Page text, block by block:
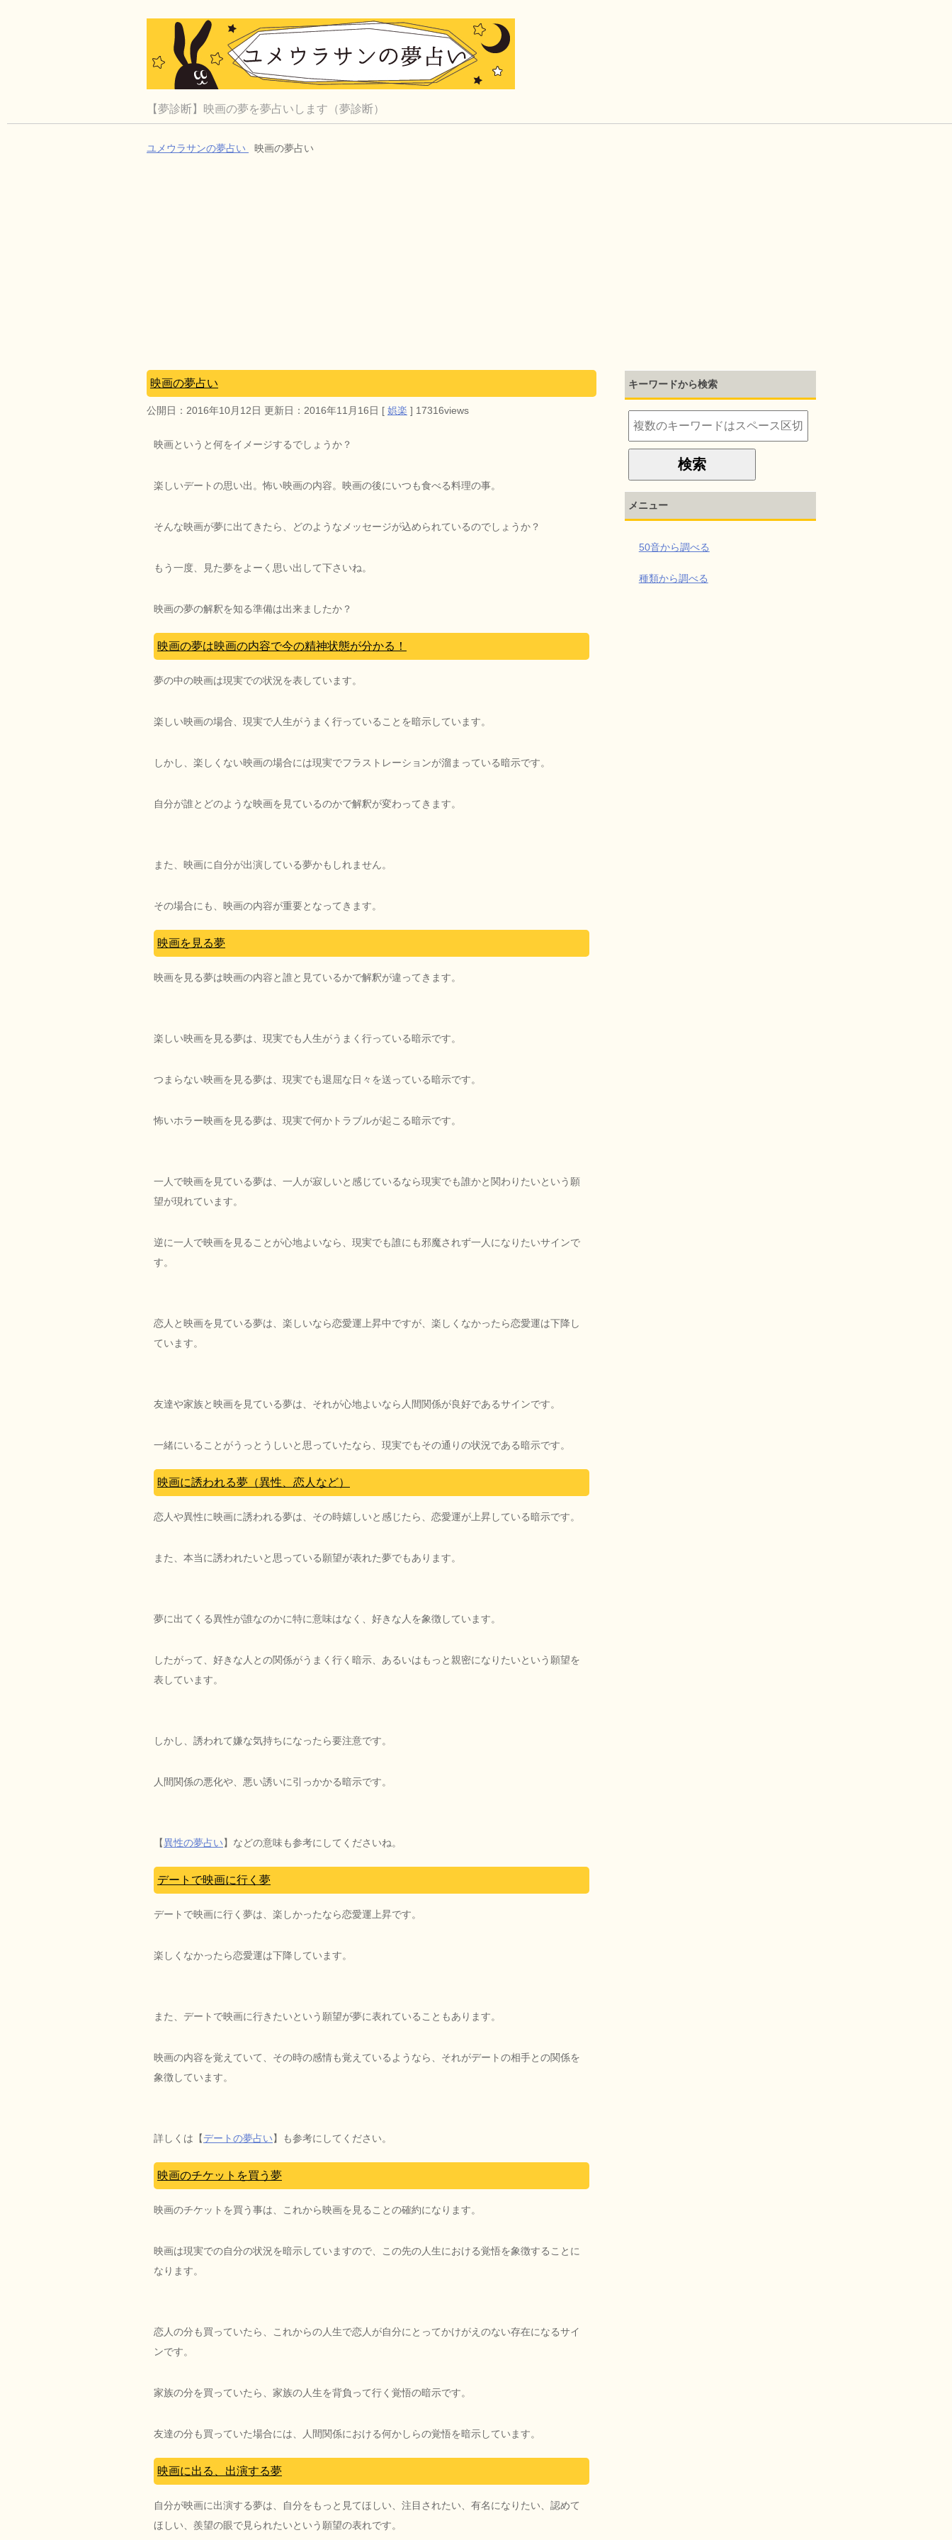
【夢診断】映画の夢を夢占いします（夢診断）
ユメウラサンの夢占い 映画の夢占い
映画の夢占い
公開日： 2016年10月12日 更新日： 2016年11月16日 [ 娯楽 ] 17316views
映画というと何をイメージするでしょうか？
楽しいデートの思い出。怖い映画の内容。映画の後にいつも食べる料理の事。
そんな映画が夢に出てきたら、どのようなメッセージが込められているのでしょうか？
もう一度、見た夢をよーく思い出して下さいね。
映画の夢の解釈を知る準備は出来ましたか？
映画の夢は映画の内容で今の精神状態が分かる！
夢の中の映画は現実での状況を表しています。
楽しい映画の場合、現実で人生がうまく行っていることを暗示しています。
しかし、楽しくない映画の場合には現実でフラストレーションが溜まっている暗示です。
自分が誰とどのような映画を見ているのかで解釈が変わってきます。
また、映画に自分が出演している夢かもしれません。
その場合にも、映画の内容が重要となってきます。
映画を見る夢
映画を見る夢は映画の内容と誰と見ているかで解釈が違ってきます。
楽しい映画を見る夢は、現実でも人生がうまく行っている暗示です。
つまらない映画を見る夢は、現実でも退屈な日々を送っている暗示です。
怖いホラー映画を見る夢は、現実で何かトラブルが起こる暗示です。
一人で映画を見ている夢は、一人が寂しいと感じているなら現実でも誰かと関わりたいという願
望が現れています。
逆に一人で映画を見ることが心地よいなら、現実でも誰にも邪魔されず一人になりたいサインで
す。
恋人と映画を見ている夢は、楽しいなら恋愛運上昇中ですが、楽しくなかったら恋愛運は下降し
ています。
友達や家族と映画を見ている夢は、それが心地よいなら人間関係が良好であるサインです。
一緒にいることがうっとうしいと思っていたなら、現実でもその通りの状況である暗示です。
映画に誘われる夢（異性、恋人など）
恋人や異性に映画に誘われる夢は、その時嬉しいと感じたら、恋愛運が上昇している暗示です。
また、本当に誘われたいと思っている願望が表れた夢でもあります。
夢に出てくる異性が誰なのかに特に意味はなく、好きな人を象徴しています。
したがって、好きな人との関係がうまく行く暗示、あるいはもっと親密になりたいという願望を
表しています。
しかし、誘われて嫌な気持ちになったら要注意です。
人間関係の悪化や、悪い誘いに引っかかる暗示です。
【異性の夢占い】などの意味も参考にしてくださいね。
デートで映画に行く夢
デートで映画に行く夢は、楽しかったなら恋愛運上昇です。
楽しくなかったら恋愛運は下降しています。
また、デートで映画に行きたいという願望が夢に表れていることもあります。
映画の内容を覚えていて、その時の感情も覚えているようなら、それがデートの相手との関係を
象徴しています。
詳しくは【デートの夢占い】も参考にしてください。
映画のチケットを買う夢
映画のチケットを買う事は、これから映画を見ることの確約になります。
映画は現実での自分の状況を暗示していますので、この先の人生における覚悟を象徴することに
なります。
恋人の分も買っていたら、これからの人生で恋人が自分にとってかけがえのない存在になるサイ
ンです。
家族の分を買っていたら、家族の人生を背負って行く覚悟の暗示です。
友達の分も買っていた場合には、人間関係における何かしらの覚悟を暗示しています。
映画に出る、出演する夢
自分が映画に出演する夢は、自分をもっと見てほしい、注目されたい、有名になりたい、認めて
ほしい、羨望の眼で見られたいという願望の表れです。
キーワードから検索
メニュー
50音から調べる
種類から調べる